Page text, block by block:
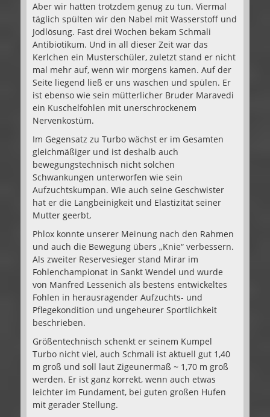
Aber wir hatten trotzdem genug zu tun. Viermal
täglich spülten wir den Nabel mit Wasserstoff und
Jodlösung. Fast drei Wochen bekam Schmali
Antibiotikum. Und in all dieser Zeit war das
Kerlchen ein Musterschüler, zuletzt stand er nicht
mal mehr auf, wenn wir morgens kamen. Auf der
Seite liegend ließ er uns waschen und spülen. Er
ist ebenso wie sein mütterlicher Bruder Maravedi
ein Kuschelfohlen mit unerschrockenem
Nervenkostüm.
Im Gegensatz zu Turbo wächst er im Gesamten
gleichmäßiger und ist deshalb auch
bewegungstechnisch nicht solchen
Schwankungen unterworfen wie sein
Aufzuchtskumpan. Wie auch seine Geschwister
hat er die Langbeinigkeit und Elastizität seiner
Mutter geerbt,
Phlox konnte unserer Meinung nach den Rahmen
und auch die Bewegung übers „Knie“ verbessern.
Als zweiter Reservesieger stand Mirar im
Fohlenchampionat in Sankt Wendel und wurde
von Manfred Lessenich als bestens entwickeltes
Fohlen in herausragender Aufzuchts- und
Pflegekondition und ungeheurer Sportlichkeit
beschrieben.
Größentechnisch schenkt er seinem Kumpel
Turbo nicht viel, auch Schmali ist aktuell gut 1,40
m groß und soll laut Zigeunermaß ~ 1,70 m groß
werden. Er ist ganz korrekt, wenn auch etwas
leichter im Fundament, bei guten großen Hufen
mit gerader Stellung.